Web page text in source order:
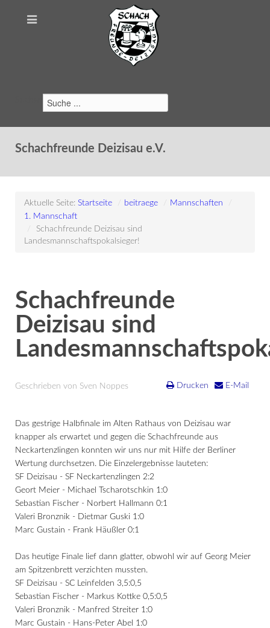
Schachfreunde Deizisau e.V.
Aktuelle Seite: Startseite / beitraege / Mannschaften
/
1. Mannschaft
/
Schachfreunde Deizisau sind
Landesmannschaftspokalsieger!
Schachfreunde
Deizisau sind
Drucken E-Mail
Geschrieben von Sven Noppes
Das gestrige Halbfinale im Alten Rathaus von Deizisau war
knapper als erwartet und gegen die Schachfreunde aus
Neckartenzlingen konnten wir uns nur mit Hilfe der Berliner
Wertung durchsetzen. Die Einzelergebnisse lauteten:
SF Deizisau - SF Neckartenzlingen 2:2
Geort Meier - Michael Tscharotschkin 1:0
Sebastian Fischer - Norbert Hallmann 0:1
Valeri Bronznik - Dietmar Guski 1:0
Marc Gustain - Frank Häußler 0:1
Das heutige Finale lief dann glatter, obwohl wir auf Georg Meier
am Spitzenbrett verzichten mussten.
SF Deizisau - SC Leinfelden 3,5:0,5
Sebastian Fischer - Markus Kottke 0,5:0,5
Valeri Bronznik - Manfred Streiter 1:0
Marc Gustain - Hans-Peter Abel 1:0